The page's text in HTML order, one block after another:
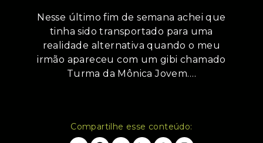
Nesse último fim de semana achei que
tinha sido transportado para uma
realidade alternativa quando o meu
irmão apareceu com um gibi chamado
Turma da Mônica Jovem.…
Compartilhe esse conteúdo: